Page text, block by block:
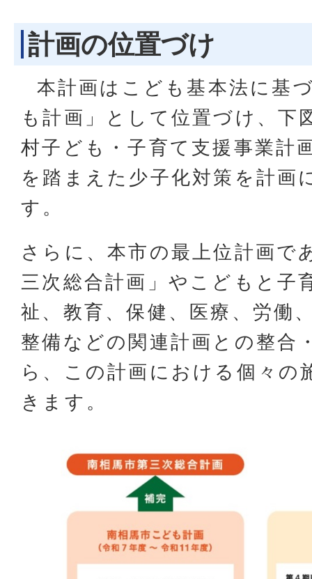
計画の位置づけ
本計画はこども基本法に基
も計画」として位置づけ、下
村子ども・子育て支援事業計
を踏まえた少子化対策を計画
す。
さらに、本市の最上位計画で
三次総合計画」やこどもと子
祉、教育、保健、医療、労働
整備などの関連計画との整合
ら、この計画における個々の
きます。